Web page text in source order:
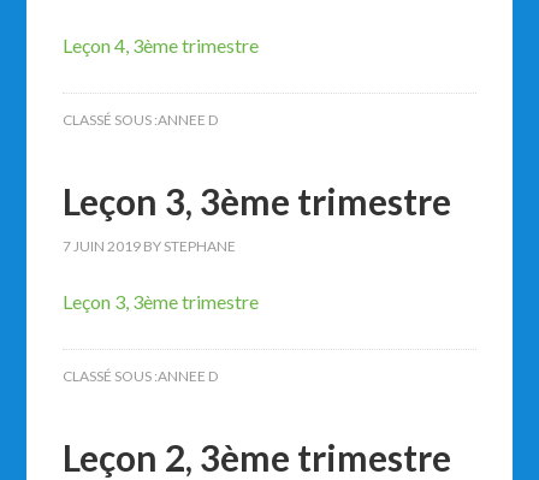
Leçon 4, 3ème trimestre
CLASSÉ SOUS :ANNEE D
Leçon 3, 3ème trimestre
7 JUIN 2019 BY STEPHANE
Leçon 3, 3ème trimestre
CLASSÉ SOUS :ANNEE D
Leçon 2, 3ème trimestre